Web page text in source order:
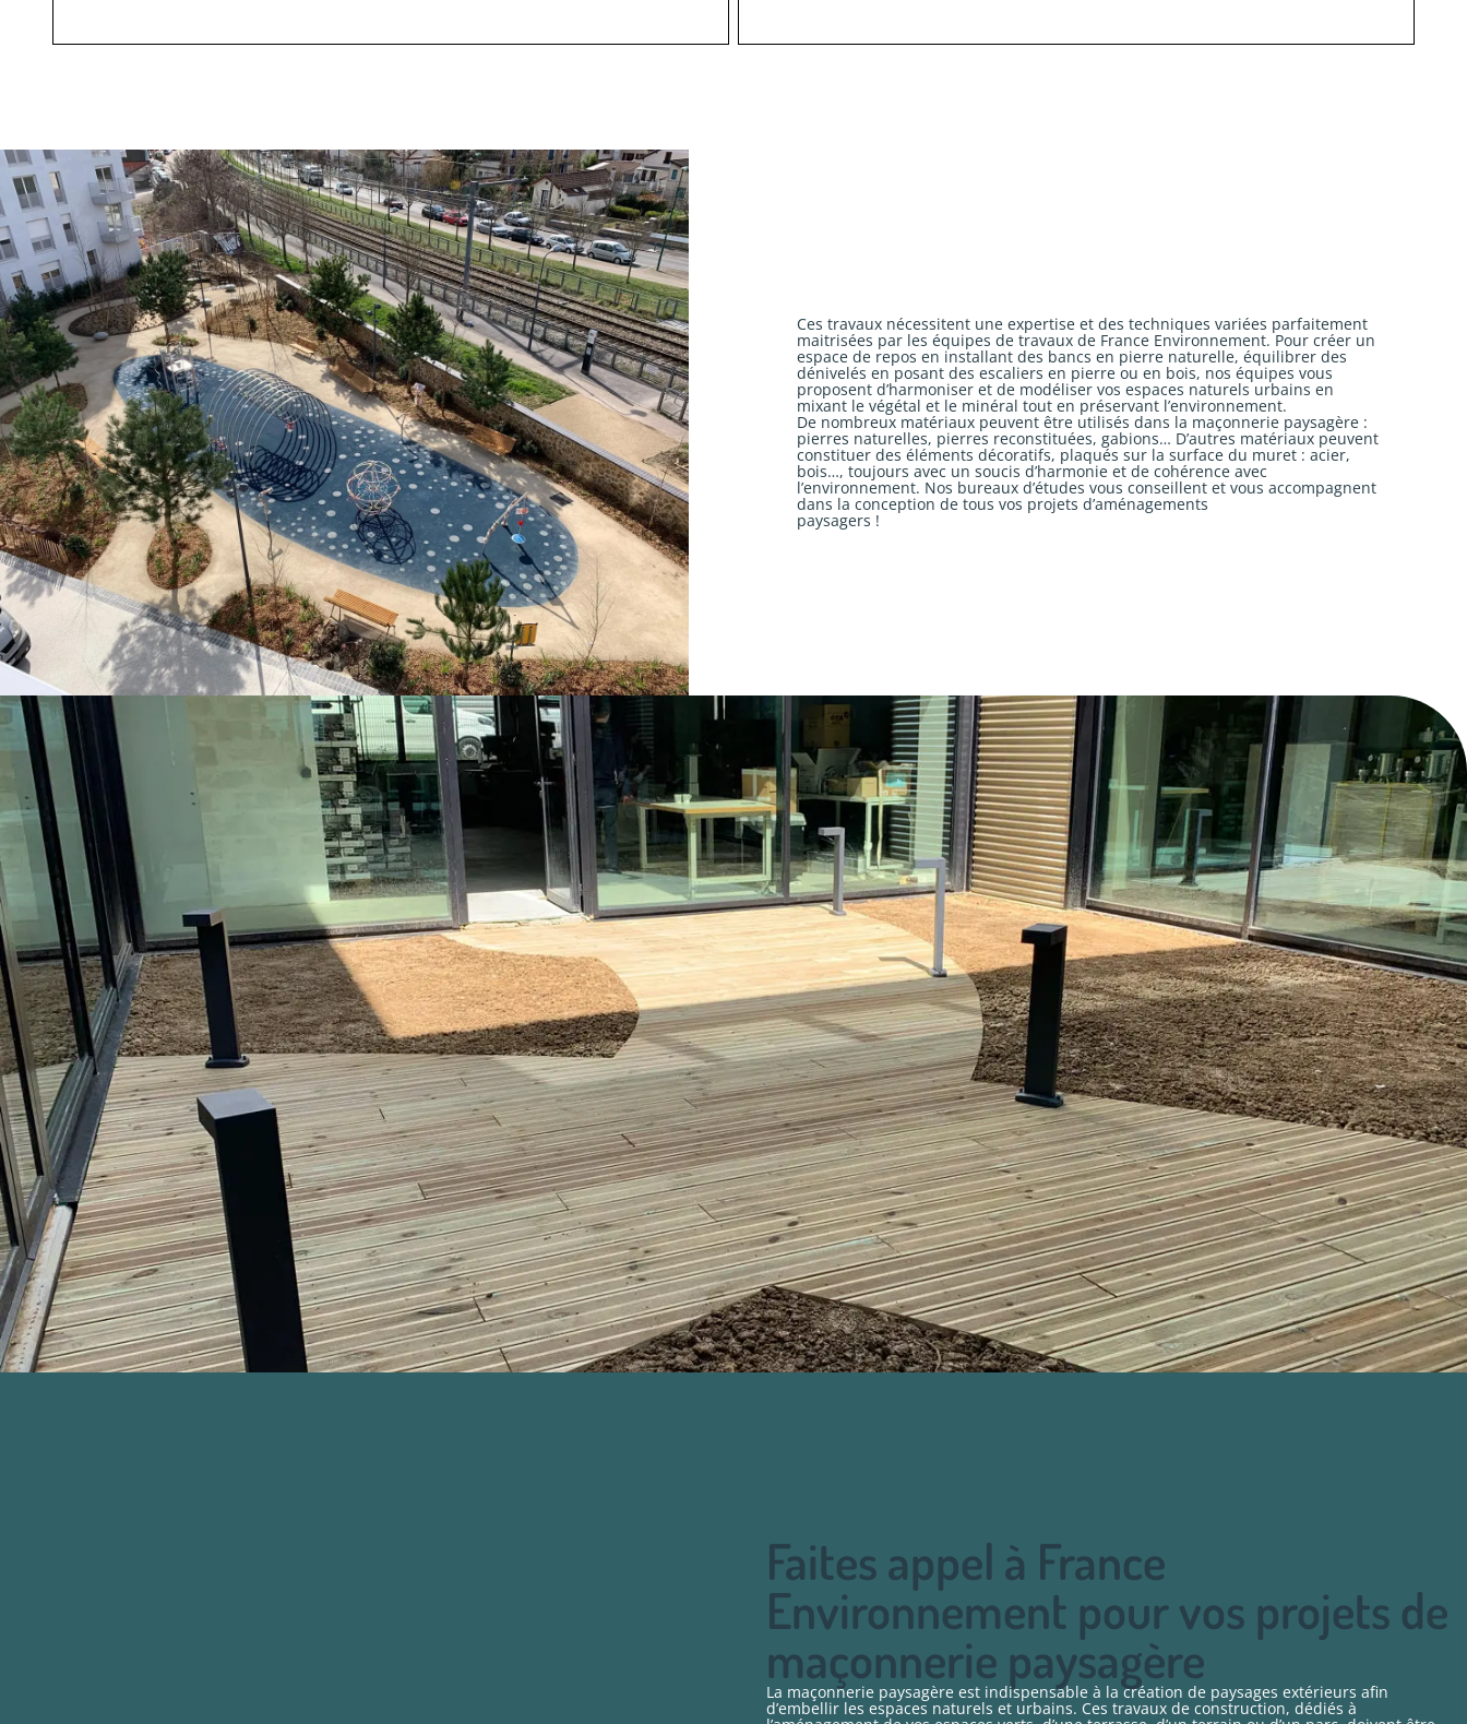
Ces travaux nécessitent une expertise et des techniques variées parfaitement
maitrisées par les équipes de travaux de France Environnement. Pour créer un
espace de repos en installant des bancs en pierre naturelle, équilibrer des
dénivelés en posant des escaliers en pierre ou en bois, nos équipes vous
proposent d’harmoniser et de modéliser vos espaces naturels urbains en
mixant le végétal et le minéral tout en préservant l’environnement.
De nombreux matériaux peuvent être utilisés dans la maçonnerie paysagère :
pierres naturelles, pierres reconstituées, gabions… D’autres matériaux peuvent
constituer des éléments décoratifs, plaqués sur la surface du muret : acier,
bois…, toujours avec un soucis d’harmonie et de cohérence avec
l’environnement. Nos bureaux d’études vous conseillent et vous accompagnent
dans la conception de tous vos projets d’aménagements
paysagers !
Faites appel à France
Environnement pour vos projets de
maçonnerie paysagère
La maçonnerie paysagère est indispensable à la création de paysages extérieurs afin
d’embellir les espaces naturels et urbains. Ces travaux de construction, dédiés à